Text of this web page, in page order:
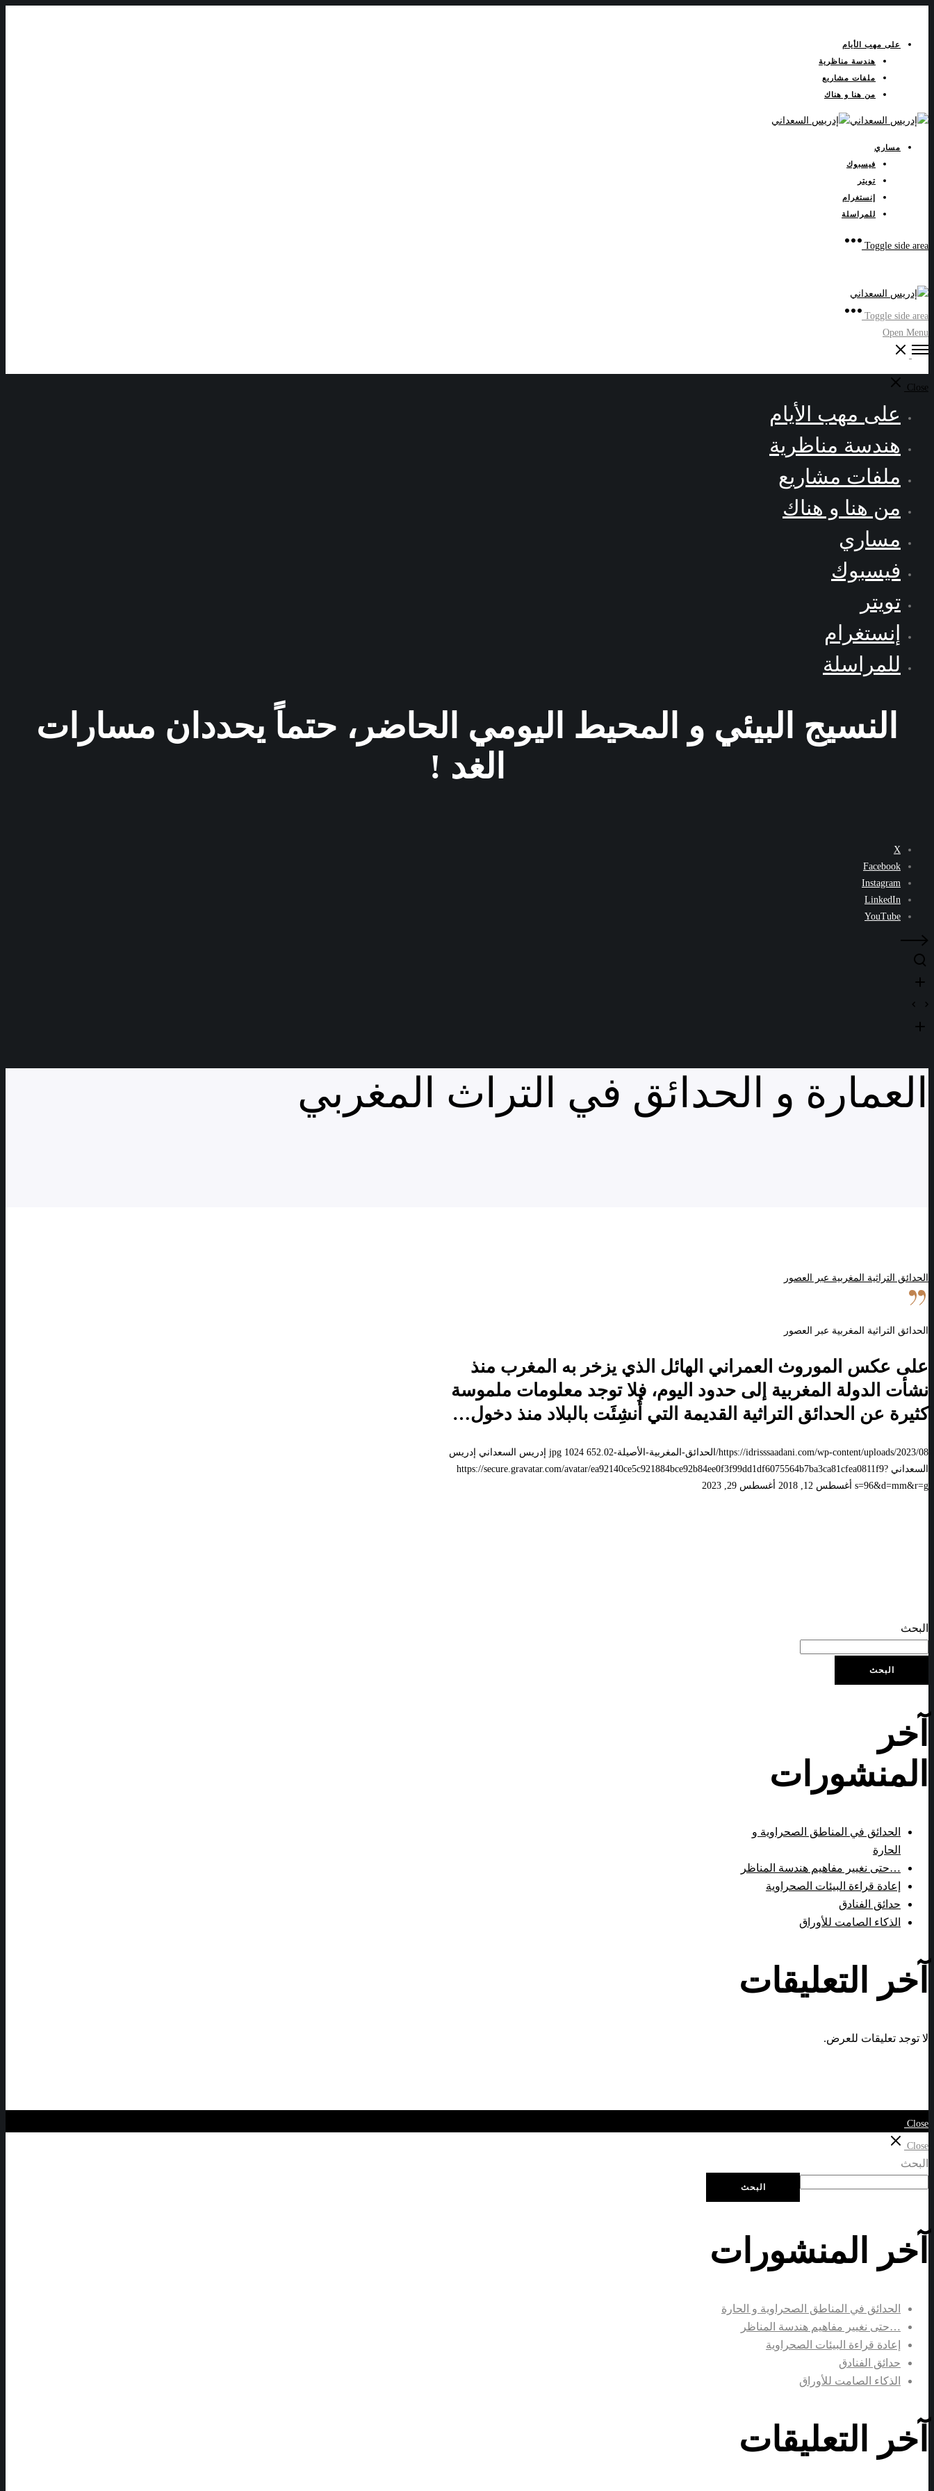
على مهب الأيام
هندسة مناظرية
ملفات مشاريع
من هنا و هناك
مساري
فيسبوك
تويتر
إنستغرام
للمراسلة
Toggle side area
Toggle side area
Open Menu
Close
على مهب الأيام
هندسة مناظرية
ملفات مشاريع
من هنا و هناك
مساري
فيسبوك
تويتر
إنستغرام
للمراسلة
النسيج البيئي و المحيط اليومي الحاضر، حتماً يحددان مسارات
الغد !
X
Facebook
Instagram
LinkedIn
YouTube
العمارة و الحدائق في التراث المغربي
الحدائق التراثية المغربية عبر العصور
الحدائق التراثية المغربية عبر العصور
على عكس الموروث العمراني الهائل الذي يزخر به المغرب منذ
نشأت الدولة المغربية إلى حدود اليوم، فلا توجد معلومات ملموسة
كثيرة عن الحدائق التراثية القديمة التي أُنشِئَت بالبلاد منذ دخول…
https://idrisssaadani.com/wp-content/uploads/2023/08/الحدائق-المغربية-الأصيلة-02.jpg 1024 652 إدريس السعداني إدريس
السعداني https://secure.gravatar.com/avatar/ea92140ce5c921884bce92b84ee0f3f99dd1df6075564b7ba3ca81cfea0811f9?
s=96&d=mm&r=g أغسطس 12, 2018 أغسطس 29, 2023
البحث
البحث
آخر
المنشورات
الحدائق في المناطق الصحراوية و
الحارة
…حتى نغيير مفاهيم هندسة المناظر
إعادة قراءة البيئات الصحراوية
حدائق الفنادق
الذكاء الصامت للأوراق
آخر التعليقات
لا توجد تعليقات للعرض.
Close
Close
البحث
البحث
آخر المنشورات
الحدائق في المناطق الصحراوية و الحارة
…حتى نغيير مفاهيم هندسة المناظر
إعادة قراءة البيئات الصحراوية
حدائق الفنادق
الذكاء الصامت للأوراق
آخر التعليقات